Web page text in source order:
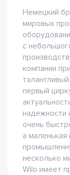
Немецкий
мировых
с
компании
первый
надежности
очень
а
несколько
Wilo имеет